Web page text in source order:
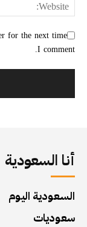
for the next time
I comment.
أنا السعودية
السعودية اليوم
سعوديات